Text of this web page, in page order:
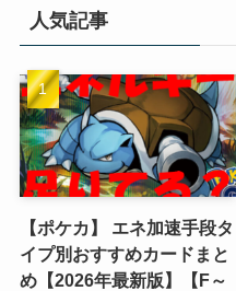
人気記事
【ポケカ】 エネ加速手段タ
イプ別おすすめカードまと
め【2026年最新版】【F～